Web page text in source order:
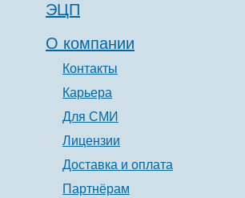
ЭЦП
Партнёрам
Доставка и оплата
Лицензии
Для СМИ
Карьера
Контакты
О компании